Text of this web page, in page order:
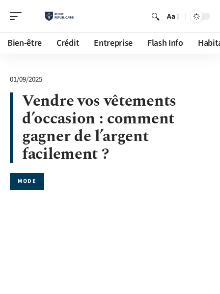
Aa
Bien-être Crédit Entreprise Flash Info
01/09/2025
Vendre vos vêtements
d’occasion : comment
gagner de l’argent
facilement ?
MODE